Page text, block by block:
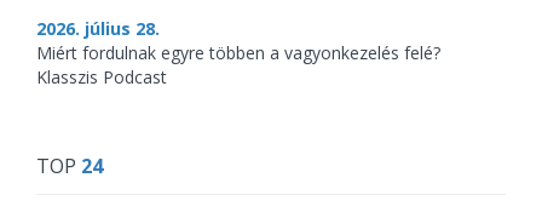
2026. július 28.
Miért fordulnak egyre többen a vagyonkezelés felé?
Klasszis Podcast
TOP 24